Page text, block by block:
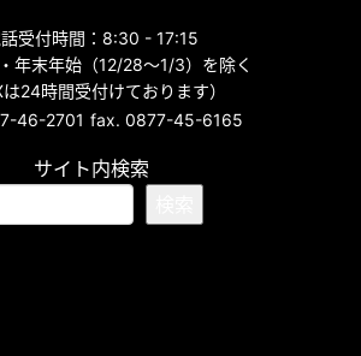
受付時間：8:30 - 17:15
年末年始（12/28～1/3）を除く
は24時間受付けております）
46-2701 fax. 0877-45-6165
サイト内検索